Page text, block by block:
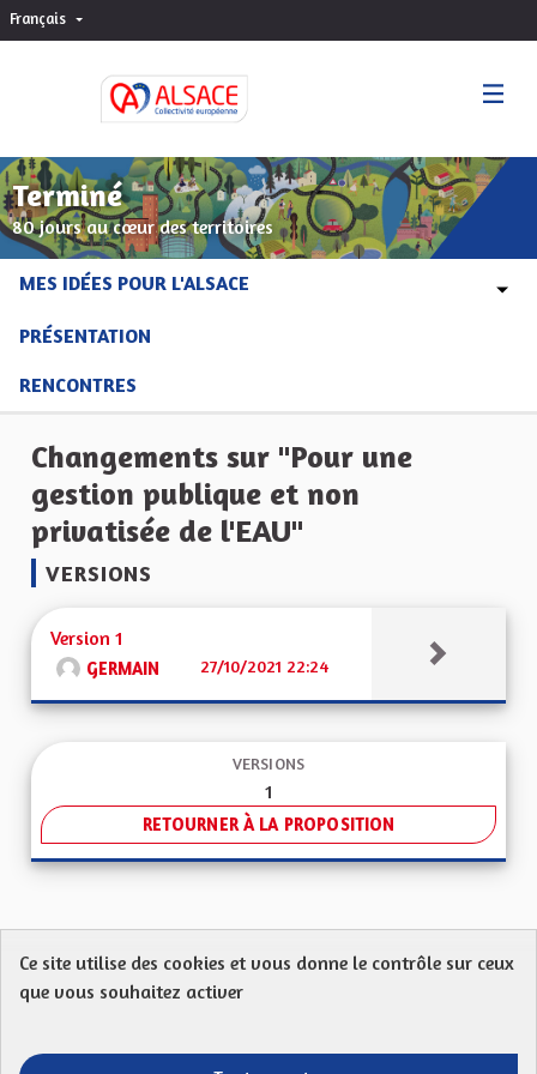
Français Choisir la langue
Terminé
80 jours au cœur des territoires
MES IDÉES POUR L'ALSACE
PRÉSENTATION
RENCONTRES
Changements sur "Pour une
gestion publique et non
privatisée de l'EAU"
VERSIONS
Version 1
GERMAIN 27/10/2021 22:24
VERSIONS
1
RETOURNER À LA PROPOSITION
Protection des Données
Ce site utilise des cookies et vous donne le contrôle sur ceux
que vous souhaitez activer